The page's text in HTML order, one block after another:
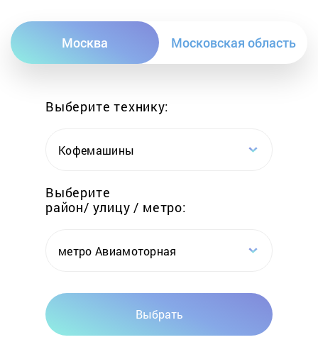
iBaby
KIT
Korting
LG
Москва Московская область
Выберите технику:
Кофемашины
Выберите
район/ улицу / метро:
метро Авиамоторная
Выбрать